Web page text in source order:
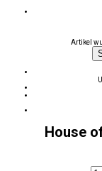
Artikel
House